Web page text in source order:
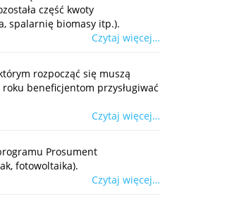
część kwoty
spalarnię biomasy itp.).
Czytaj więcej…
rozpocząć się muszą
beneficjentom przysługiwać
Czytaj więcej…
Prosument
fotowoltaika).
Czytaj więcej…